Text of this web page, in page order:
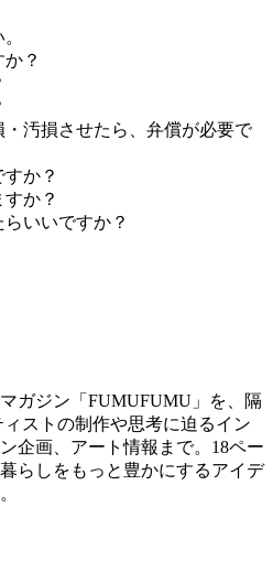
？
汚損させたら、弁償が必要で
か？
か？
いいですか？
ガジン「FUMUFUMU」を、隔
ストの制作や思考に迫るイン
企画、アート情報まで。18ペー
らしをもっと豊かにするアイデ